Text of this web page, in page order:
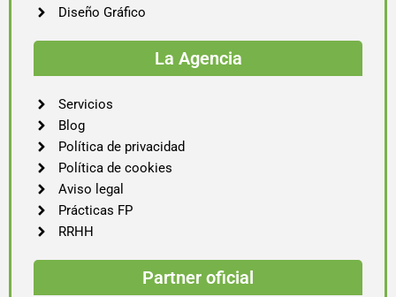
Diseño Gráfico
La Agencia
Servicios
Blog
Política de privacidad
Política de cookies
Aviso legal
Prácticas FP
RRHH
Partner oficial